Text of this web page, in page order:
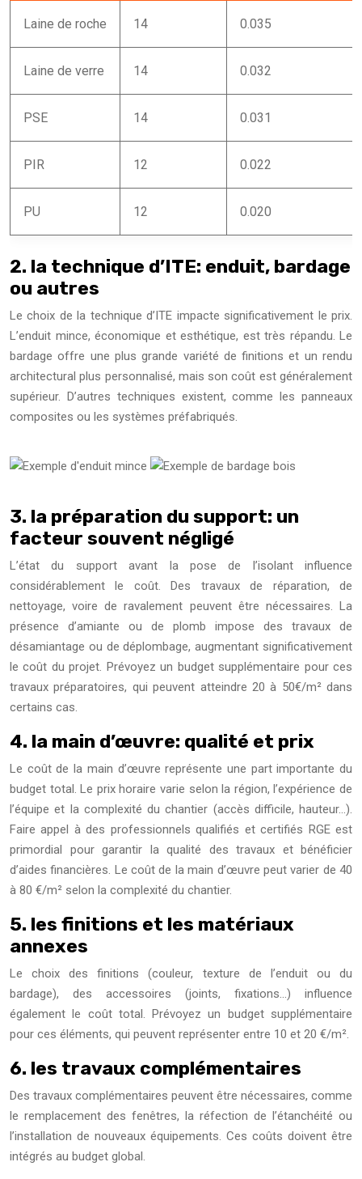
Laine de roche 14 0.035
Laine de verre 14 0.032
PSE 14 0.031
PIR 12 0.022
PU 12 0.020
2. la technique d’ITE: enduit, bardage
ou autres
Le choix de la technique d’ITE impacte significativement le prix.
L’enduit mince, économique et esthétique, est très répandu. Le
bardage offre une plus grande variété de finitions et un rendu
architectural plus personnalisé, mais son coût est généralement
supérieur. D’autres techniques existent, comme les panneaux
composites ou les systèmes préfabriqués.
3. la préparation du support: un
facteur souvent négligé
L’état du support avant la pose de l’isolant influence
considérablement le coût. Des travaux de réparation, de
nettoyage, voire de ravalement peuvent être nécessaires. La
présence d’amiante ou de plomb impose des travaux de
désamiantage ou de déplombage, augmentant significativement
le coût du projet. Prévoyez un budget supplémentaire pour ces
travaux préparatoires, qui peuvent atteindre 20 à 50€/m² dans
certains cas.
4. la main d’œuvre: qualité et prix
Le coût de la main d’œuvre représente une part importante du
budget total. Le prix horaire varie selon la région, l’expérience de
l’équipe et la complexité du chantier (accès difficile, hauteur…).
Faire appel à des professionnels qualifiés et certifiés RGE est
primordial pour garantir la qualité des travaux et bénéficier
d’aides financières. Le coût de la main d’œuvre peut varier de 40
à 80 €/m² selon la complexité du chantier.
5. les finitions et les matériaux
annexes
Le choix des finitions (couleur, texture de l’enduit ou du
bardage), des accessoires (joints, fixations…) influence
également le coût total. Prévoyez un budget supplémentaire
pour ces éléments, qui peuvent représenter entre 10 et 20 €/m².
6. les travaux complémentaires
Des travaux complémentaires peuvent être nécessaires, comme
le remplacement des fenêtres, la réfection de l’étanchéité ou
l’installation de nouveaux équipements. Ces coûts doivent être
intégrés au budget global.